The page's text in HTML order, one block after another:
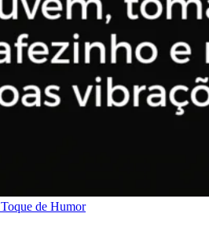
Toque de Humor